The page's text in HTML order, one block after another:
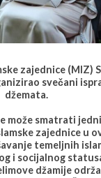
zajednice (MIZ)
svečani
džemata.
može smatrati
zajednice u
temeljnih
i socijalnog
džamije